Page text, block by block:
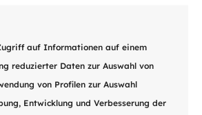
auf Informationen auf einem
reduzierter Daten zur Auswahl von
von Profilen zur Auswahl
Entwicklung und Verbesserung der
pay-me